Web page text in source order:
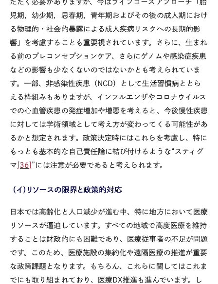
ただく必要がありますが、今はライフコースアプローチ「胎
児期，幼少期，思春期，青年期およびその後の成人期におけ
る物理的・社会的暴露による成人疾病リスクへの長期的影
響」を考慮することも重要視されています。さらに、生まれ
る前のプレコンセプションケア、さらにゲノムや感染症疾患
などの影響も少なくないのではないかとも考えられていま
す。一部、非感染性疾患（ NCD ）として生活習慣病ととら
える枠組みもありますが、インフルエンザやコロナウイルス
での心血管疾患の発症増加や増悪を考えると、今後慢性疾患
に対しては学術領域として考え方が変わってくる可能性があ
るかと想定されます。政策決定時にはこれらを考慮し、特に
もっとも基本的な自己責任論に結び付けるような“スティグ
マ [36] ”には注意が必要であると考えられます。
（イ）リソースの限界と政策的対応
日本では高齢化と人口減少が進む中、特に地方において医療
リソースが逼迫しています。すべての地域で高度医療を維持
することは財政的にも困難であり、医療従事者の不足が問題
です。このため、医療施設の集約化や遠隔医療の推進が重要
な政策課題となります。もちろん、これらに関してはこれま
でにも取り組まれており、医療 DX推進も進んでいます。し